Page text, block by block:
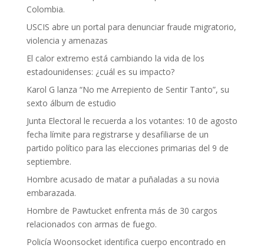
Colombia.
USCIS abre un portal para denunciar fraude migratorio,
violencia y amenazas
El calor extremo está cambiando la vida de los
estadounidenses: ¿cuál es su impacto?
Karol G lanza “No me Arrepiento de Sentir Tanto”, su
sexto álbum de estudio
Junta Electoral le recuerda a los votantes: 10 de agosto
fecha límite para registrarse y desafiliarse de un
partido político para las elecciones primarias del 9 de
septiembre.
Hombre acusado de matar a puñaladas a su novia
embarazada.
Hombre de Pawtucket enfrenta más de 30 cargos
relacionados con armas de fuego.
Policía Woonsocket identifica cuerpo encontrado en